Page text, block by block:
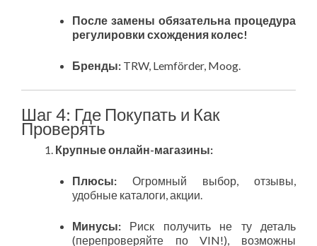
После замены обязательна процедура
регулировки схождения колес!
Бренды: TRW, Lemförder, Moog.
Шаг 4: Где Покупать и Как
Проверять
Крупные онлайн-магазины:
Плюсы: Огромный выбор, отзывы,
удобные каталоги, акции.
Минусы: Риск получить не ту деталь
(перепроверяйте по VIN!), возможны